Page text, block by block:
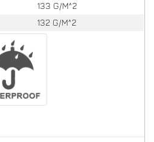
133 G/M^2
132 G/M^2